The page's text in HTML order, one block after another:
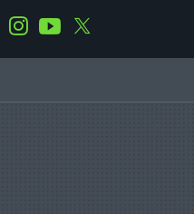
TelegramInstagramYoutube